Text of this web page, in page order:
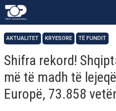
AKTUALITET KRYESORE TË FUNDIT
Shifra rekord!
më të madh të
Europë, 73.858